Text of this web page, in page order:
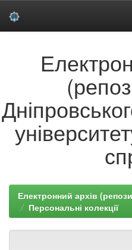
Електронний архів
Персональні колекції